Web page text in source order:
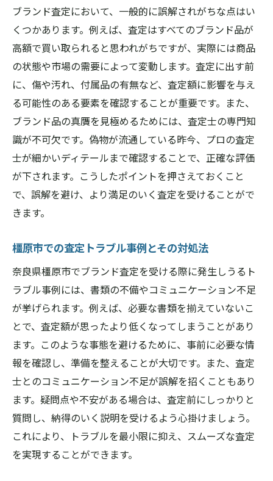
ブランド査定において、一般的に誤解されがちな点はい
くつかあります。例えば、査定はすべてのブランド品が
高額で買い取られると思われがちですが、実際には商品
の状態や市場の需要によって変動します。査定に出す前
に、傷や汚れ、付属品の有無など、査定額に影響を与え
る可能性のある要素を確認することが重要です。また、
ブランド品の真贋を見極めるためには、査定士の専門知
識が不可欠です。偽物が流通している昨今、プロの査定
士が細かいディテールまで確認することで、正確な評価
が下されます。こうしたポイントを押さえておくこと
で、誤解を避け、より満足のいく査定を受けることがで
きます。
橿原市での査定トラブル事例とその対処法
奈良県橿原市でブランド査定を受ける際に発生しうるト
ラブル事例には、書類の不備やコミュニケーション不足
が挙げられます。例えば、必要な書類を揃えていないこ
とで、査定額が思ったより低くなってしまうことがあり
ます。このような事態を避けるために、事前に必要な情
報を確認し、準備を整えることが大切です。また、査定
士とのコミュニケーション不足が誤解を招くこともあり
ます。疑問点や不安がある場合は、査定前にしっかりと
質問し、納得のいく説明を受けるよう心掛けましょう。
これにより、トラブルを最小限に抑え、スムーズな査定
を実現することができます。